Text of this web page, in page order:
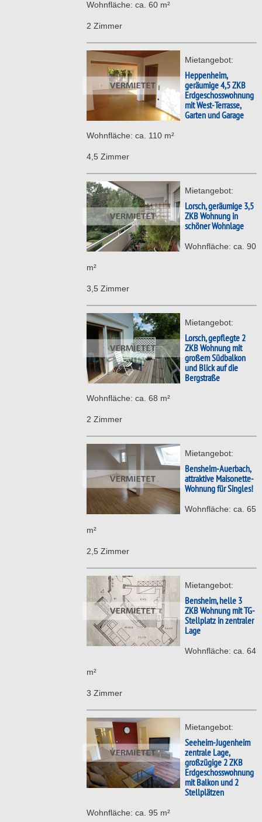
Wohnfläche: ca. 60 m²
2 Zimmer
Mietangebot:
Heppenheim,
geräumige 4,5 ZKB
Erdgeschosswohnung
mit West-Terrasse,
Garten und Garage
Wohnfläche: ca. 110 m²
4,5 Zimmer
Mietangebot:
Lorsch, geräumige 3,5
ZKB Wohnung in
schöner Wohnlage
Wohnfläche: ca. 90
m²
3,5 Zimmer
Mietangebot:
Lorsch, gepflegte 2
ZKB Wohnung mit
großem Südbalkon
und Blick auf die
Bergstraße
Wohnfläche: ca. 68 m²
2 Zimmer
Mietangebot:
Bensheim-Auerbach,
attraktive Maisonette-
Wohnung für Singles!
Wohnfläche: ca. 65
m²
2,5 Zimmer
Mietangebot:
Bensheim, helle 3
ZKB Wohnung mit TG-
Stellplatz in zentraler
Lage
Wohnfläche: ca. 64
m²
3 Zimmer
Mietangebot:
Seeheim-Jugenheim
zentrale Lage,
großzügige 2 ZKB
Erdgeschosswohnung
mit Balkon und 2
Stellplätzen
Wohnfläche: ca. 95 m²